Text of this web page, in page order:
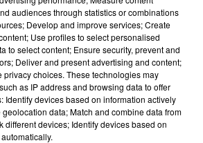
14h37
14h37
audiences through statistics or combinations
Develop and improve services; Create
Use profiles to select personalised
to select content; Ensure security, prevent and
Deliver and present advertising and content;
privacy choices. These technologies may
as IP address and browsing data to offer
Identify devices based on information actively
data; Match and combine data from
different devices; Identify devices based on